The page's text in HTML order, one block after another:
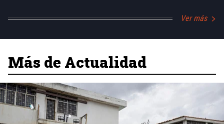
Ver más
Más de Actualidad